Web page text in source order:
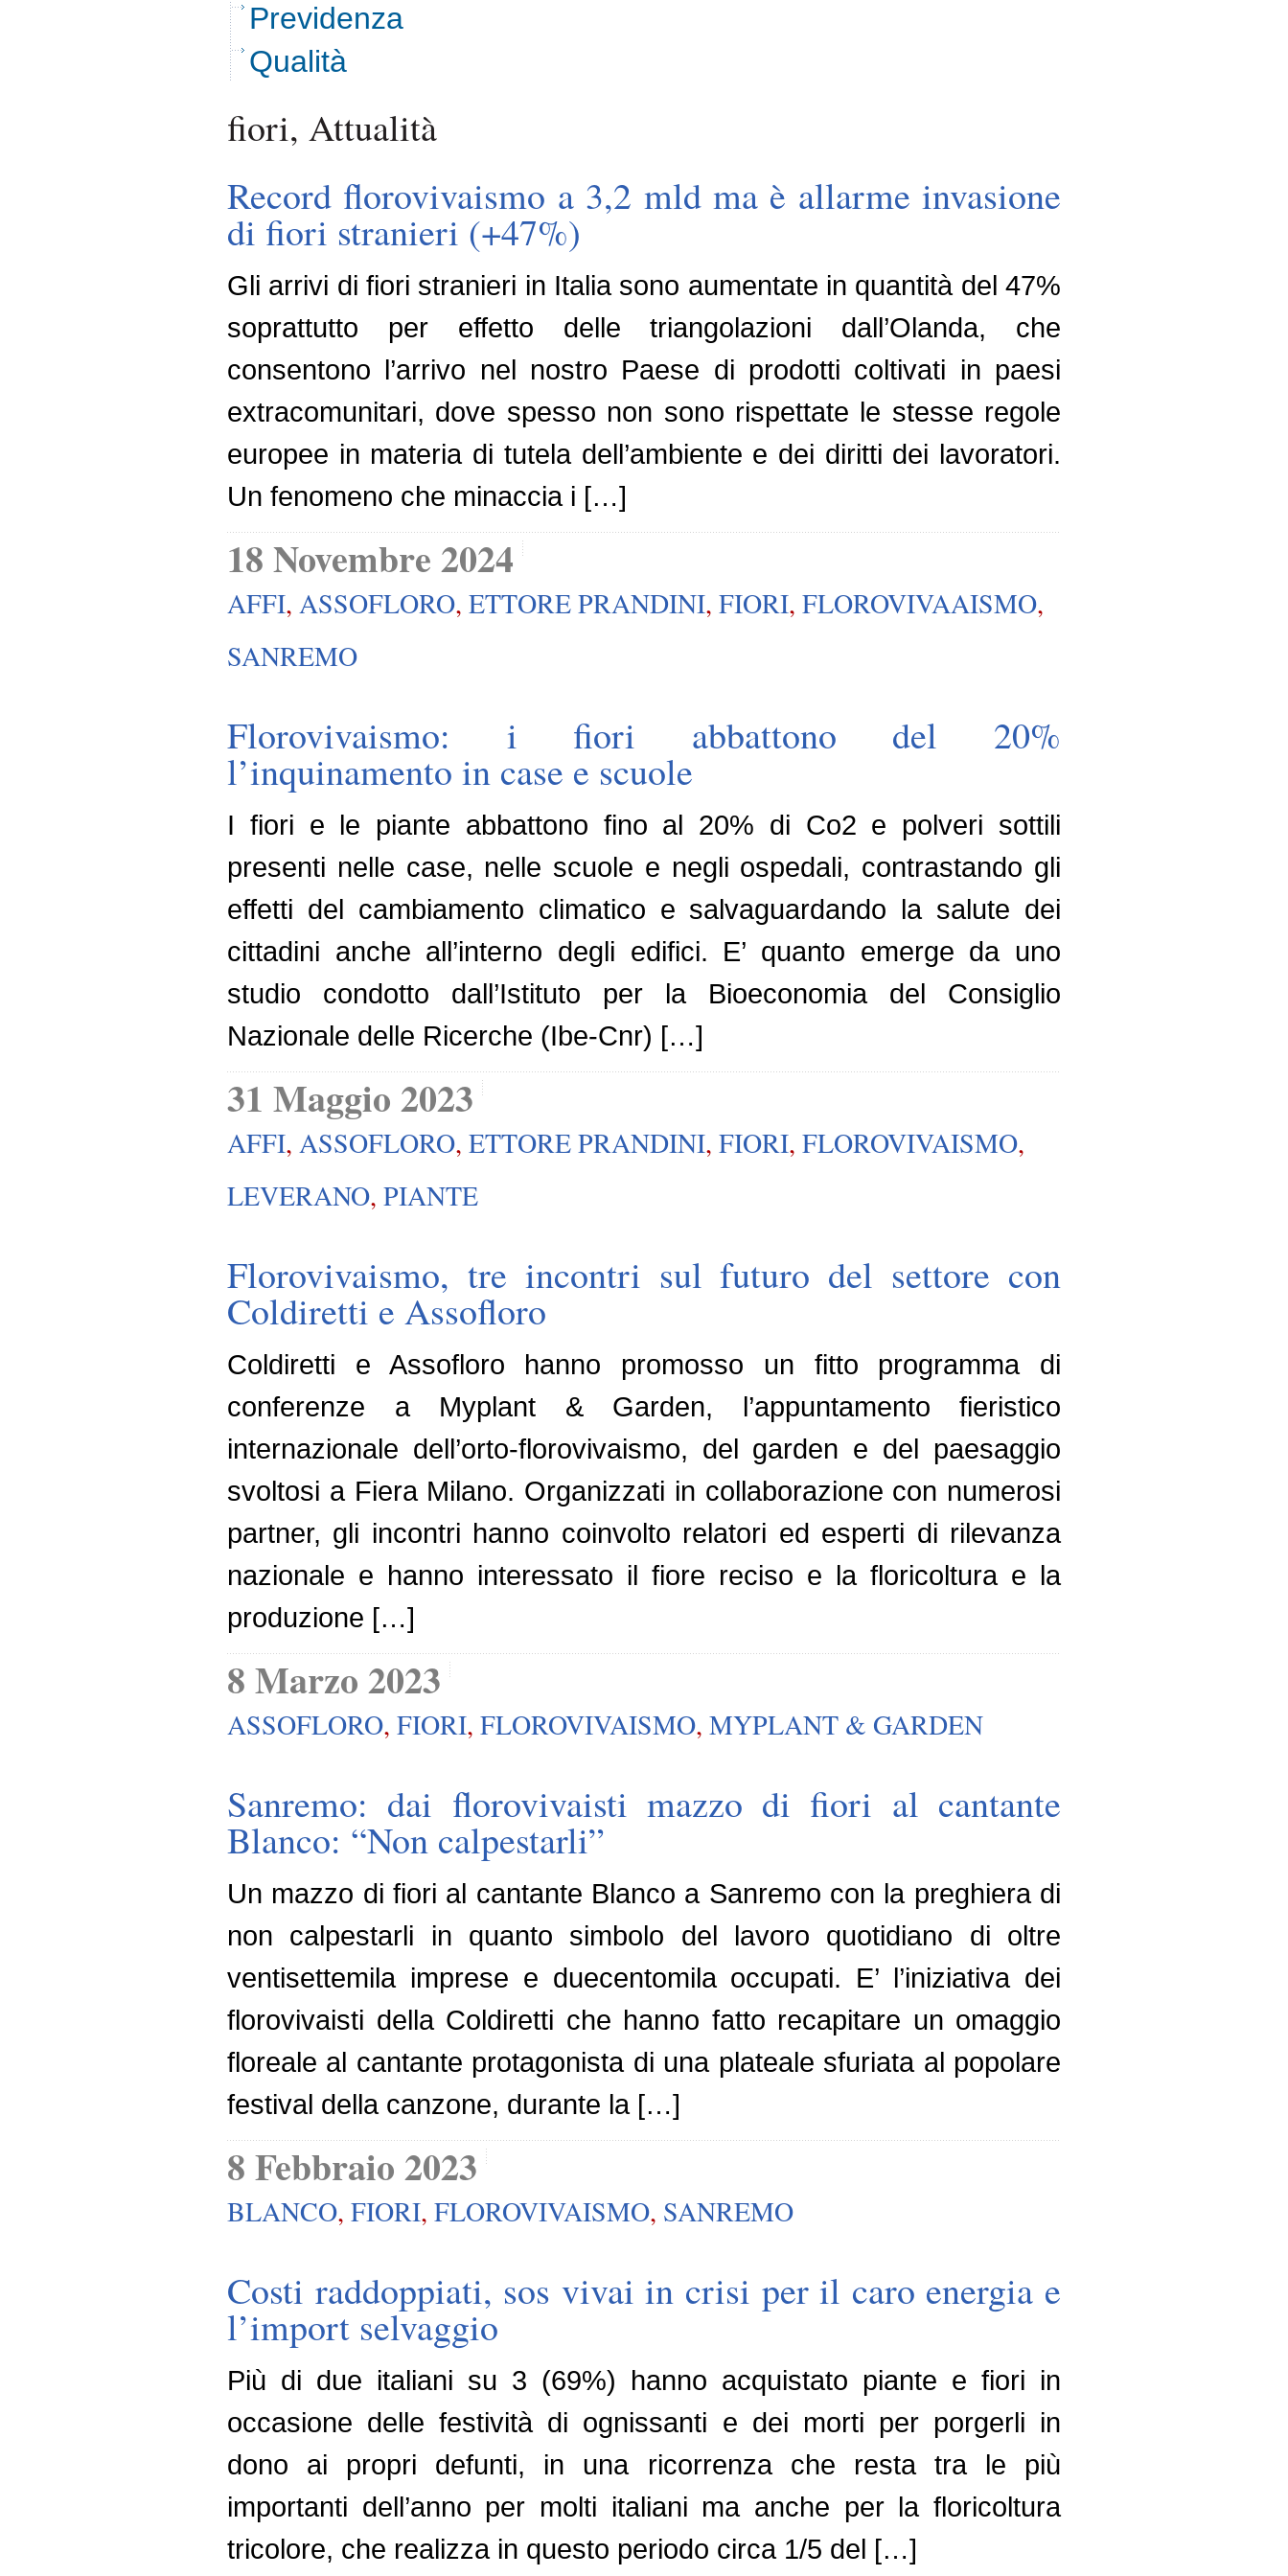
Previdenza
Qualità
fiori, Attualità
Record florovivaismo a 3,2 mld ma è allarme invasione
di fiori stranieri (+47%)
Gli arrivi di fiori stranieri in Italia sono aumentate in quantità del 47%
soprattutto per effetto delle triangolazioni dall’Olanda, che
consentono l’arrivo nel nostro Paese di prodotti coltivati in paesi
extracomunitari, dove spesso non sono rispettate le stesse regole
europee in materia di tutela dell’ambiente e dei diritti dei lavoratori.
Un fenomeno che minaccia i […]
18 Novembre 2024
AFFI, ASSOFLORO, ETTORE PRANDINI, FIORI, FLOROVIVAAISMO,
SANREMO
Florovivaismo: i fiori abbattono del 20%
l’inquinamento in case e scuole
I fiori e le piante abbattono fino al 20% di Co2 e polveri sottili
presenti nelle case, nelle scuole e negli ospedali, contrastando gli
effetti del cambiamento climatico e salvaguardando la salute dei
cittadini anche all’interno degli edifici. E’ quanto emerge da uno
studio condotto dall’Istituto per la Bioeconomia del Consiglio
Nazionale delle Ricerche (Ibe-Cnr) […]
31 Maggio 2023
AFFI, ASSOFLORO, ETTORE PRANDINI, FIORI, FLOROVIVAISMO,
LEVERANO, PIANTE
Florovivaismo, tre incontri sul futuro del settore con
Coldiretti e Assofloro
Coldiretti e Assofloro hanno promosso un fitto programma di
conferenze a Myplant & Garden, l’appuntamento fieristico
internazionale dell’orto-florovivaismo, del garden e del paesaggio
svoltosi a Fiera Milano. Organizzati in collaborazione con numerosi
partner, gli incontri hanno coinvolto relatori ed esperti di rilevanza
nazionale e hanno interessato il fiore reciso e la floricoltura e la
produzione […]
8 Marzo 2023
ASSOFLORO, FIORI, FLOROVIVAISMO, MYPLANT & GARDEN
Sanremo: dai florovivaisti mazzo di fiori al cantante
Blanco: “Non calpestarli”
Un mazzo di fiori al cantante Blanco a Sanremo con la preghiera di
non calpestarli in quanto simbolo del lavoro quotidiano di oltre
ventisettemila imprese e duecentomila occupati. E’ l’iniziativa dei
florovivaisti della Coldiretti che hanno fatto recapitare un omaggio
floreale al cantante protagonista di una plateale sfuriata al popolare
festival della canzone, durante la […]
8 Febbraio 2023
BLANCO, FIORI, FLOROVIVAISMO, SANREMO
Costi raddoppiati, sos vivai in crisi per il caro energia e
l’import selvaggio
Più di due italiani su 3 (69%) hanno acquistato piante e fiori in
occasione delle festività di ognissanti e dei morti per porgerli in
dono ai propri defunti, in una ricorrenza che resta tra le più
importanti dell’anno per molti italiani ma anche per la floricoltura
tricolore, che realizza in questo periodo circa 1/5 del […]